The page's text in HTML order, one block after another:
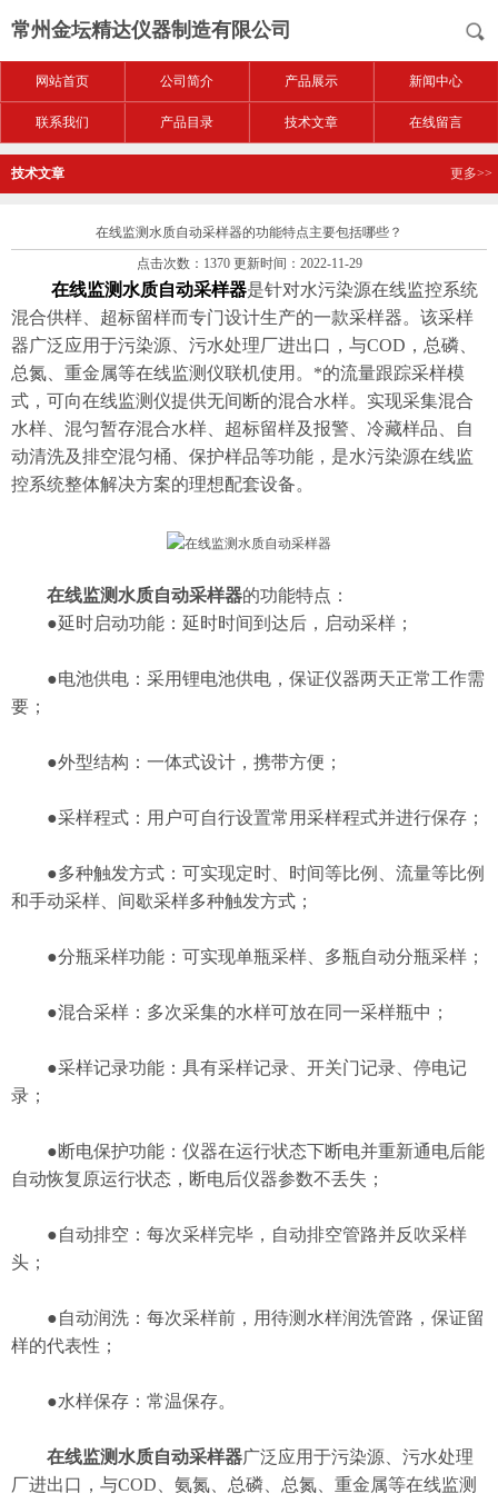
常州金坛精达仪器制造有限公司
网站首页 公司简介 产品展示 新闻中心
联系我们 产品目录 技术文章 在线留言
技术文章 更多>>
在线监测水质自动采样器的功能特点主要包括哪些？
点击次数：1370 更新时间：2022-11-29
在线监测水质自动采样器是针对水污染源在线监控系统
混合供样、超标留样而专门设计生产的一款采样器。该采样
器广泛应用于污染源、污水处理厂进出口，与COD，总磷、
总氮、重金属等在线监测仪联机使用。*的流量跟踪采样模
式，可向在线监测仪提供无间断的混合水样。实现采集混合
水样、混匀暂存混合水样、超标留样及报警、冷藏样品、自
动清洗及排空混匀桶、保护样品等功能，是水污染源在线监
控系统整体解决方案的理想配套设备。
在线监测水质自动采样器的功能特点：
●延时启动功能：延时时间到达后，启动采样；
●电池供电：采用锂电池供电，保证仪器两天正常工作需
要；
●外型结构：一体式设计，携带方便；
●采样程式：用户可自行设置常用采样程式并进行保存；
●多种触发方式：可实现定时、时间等比例、流量等比例
和手动采样、间歇采样多种触发方式；
●分瓶采样功能：可实现单瓶采样、多瓶自动分瓶采样；
●混合采样：多次采集的水样可放在同一采样瓶中；
●采样记录功能：具有采样记录、开关门记录、停电记
录；
●断电保护功能：仪器在运行状态下断电并重新通电后能
自动恢复原运行状态，断电后仪器参数不丢失；
●自动排空：每次采样完毕，自动排空管路并反吹采样
头；
●自动润洗：每次采样前，用待测水样润洗管路，保证留
样的代表性；
●水样保存：常温保存。
在线监测水质自动采样器广泛应用于污染源、污水处理
厂进出口，与COD、氨氮、总磷、总氮、重金属等在线监测